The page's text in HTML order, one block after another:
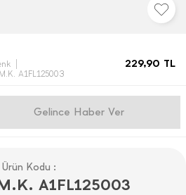
A1FL125003
229,90 TL
Gelince Haber Ver
Ürün Kodu :
A1FL125003